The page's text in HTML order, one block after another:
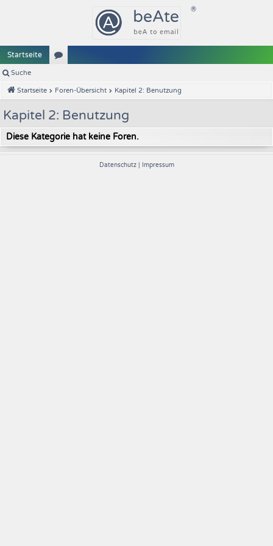
Startseite
en
Suche
Startseite Foren-Übersicht Kapitel 2: Benutzung
Kapitel 2: Benutzung
Diese Kategorie hat keine Foren.
Datenschutz Impressum